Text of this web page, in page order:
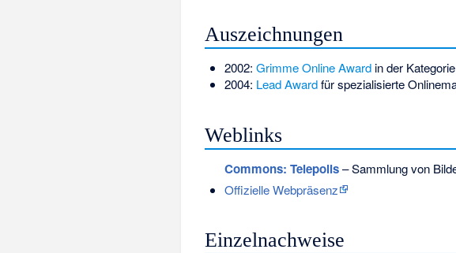
Auszeichnungen
2002: Grimme Online Awardin der
2004: Lead Awardfür spezialisierte
Weblinks
Commons: Telepolis– Sammlung von
Offizielle Webpräsenz
Einzelnachweise